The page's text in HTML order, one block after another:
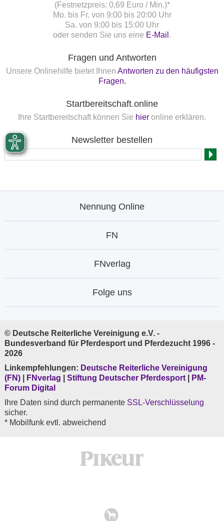
(Festnetzpreis: 0,69 Euro / Min.)*
Mo. bis Fr. von 9:00 bis 20:00 Uhr
Sa. von 9:00 bis 15:00 Uhr
oder senden Sie uns eine E-Mail .
Fragen und Antworten
Unsere Onlinehilfe bietet Ihnen Antworten zu den häufigsten
Fragen.
Startbereitschaft.online
Ihre Startbereitschaft können Sie hier online erklären.
Newsletter bestellen
Nennung Online
FN
FNverlag
Folge uns
© Deutsche Reiterliche Vereinigung e.V. -
Bundesverband für Pferdesport und Pferdezucht 1996 -
2026
Linkempfehlungen: Deutsche Reiterliche Vereinigung
(FN)
FNverlag Stiftung Deutscher Pferdesport
PM-
Forum Digital
Ihre Daten sind durch permanente SSL-Verschlüsselung
sicher.
* Mobilfunk evtl. abweichend